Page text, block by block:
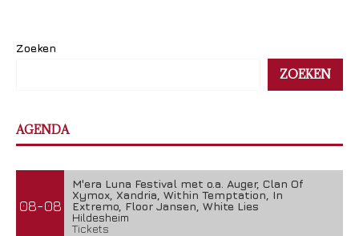
Zoeken
ZOEKEN
AGENDA
08-08
M'era Luna Festival met o.a. Auger, Clan Of
Xymox, Xandria, Within Temptation, In
Extremo, Floor Jansen, White Lies
Hildesheim
Tickets